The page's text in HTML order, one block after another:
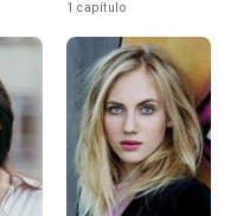
1 capítulo